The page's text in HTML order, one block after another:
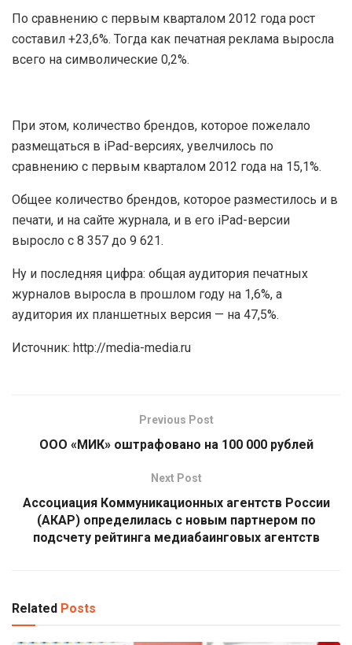
По сравнению с первым кварталом 2012 года рост
составил +23,6%. Тогда как печатная реклама выросла
всего на символические 0,2%.
При этом, количество брендов, которое пожелало
размещаться в iPad-версиях, увелчилось по
сравнению с первым кварталом 2012 года на 15,1%.
Общее количество брендов, которое разместилось и в
печати, и на сайте журнала, и в его iPad-версии
выросло с 8 357 до 9 621.
Ну и последняя цифра: общая аудитория печатных
журналов выросла в прошлом году на 1,6%, а
аудитория их планшетных версия — на 47,5%.
Источник: http://media-media.ru
Previous Post
ООО «МИК» оштрафовано на 100 000 рублей
Next Post
Ассоциация Коммуникационных агентств России
(АКАР) определилась с новым партнером по
подсчету рейтинга медиабаинговых агентств
Related Posts